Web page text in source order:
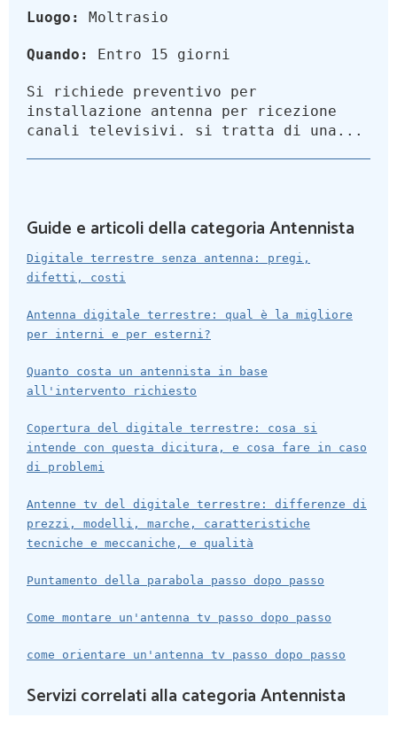
Luogo: Moltrasio
Quando: Entro 15 giorni
Si richiede preventivo per
installazione antenna per ricezione
canali televisivi. si tratta di una...
Guide e articoli della categoria Antennista
Digitale terrestre senza antenna: pregi,
difetti, costi
Antenna digitale terrestre: qual è la migliore
per interni e per esterni?
Quanto costa un antennista in base
all'intervento richiesto
Copertura del digitale terrestre: cosa si
intende con questa dicitura, e cosa fare in caso
di problemi
Antenne tv del digitale terrestre: differenze di
prezzi, modelli, marche, caratteristiche
tecniche e meccaniche, e qualità
Puntamento della parabola passo dopo passo
Come montare un'antenna tv passo dopo passo
come orientare un'antenna tv passo dopo passo
Servizi correlati alla categoria Antennista